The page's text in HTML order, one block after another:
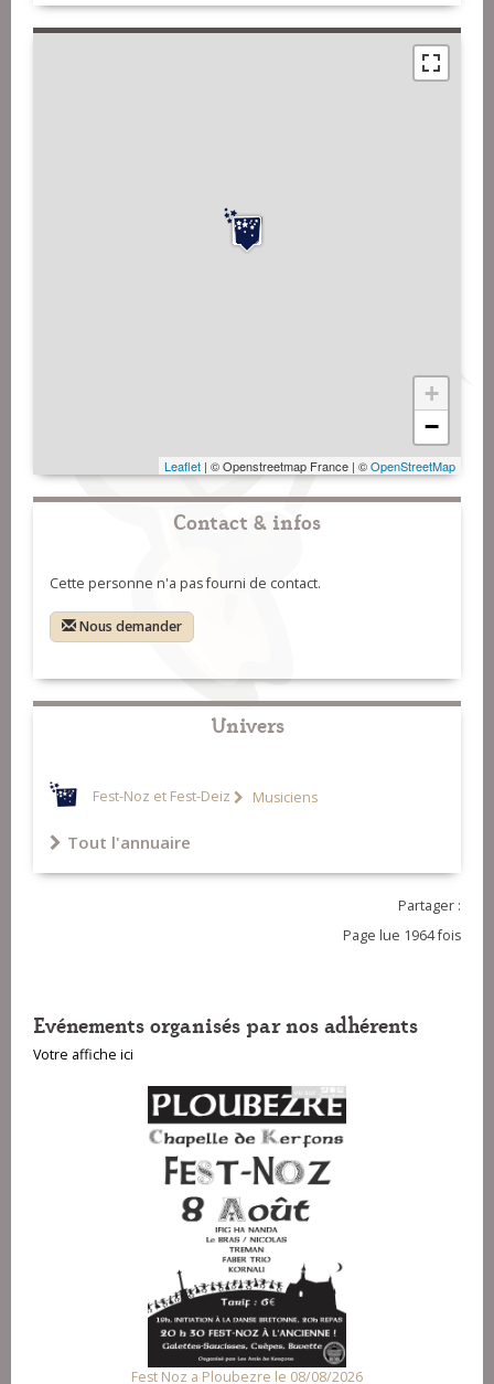
+
−
Leaflet | © Openstreetmap France | ©OpenStreetMap
Contact & infos
Cette personne n'a pas fourni de contact.
Nous demander
Univers
Fest-Noz et Fest-Deiz Musiciens
Tout l'annuaire
Partager :
Page lue 1964 fois
Evénements organisés par nos adhérents
Votre affiche ici
Fest Noz a Ploubezre le 08/08/2026